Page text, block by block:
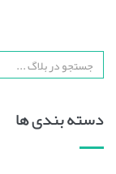
دسته بندی ها